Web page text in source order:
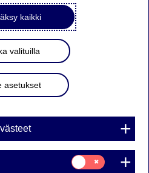
(publ)
ON
kaikki
valituilla
asetukset
Suostumusvalinta:
Tilastointi